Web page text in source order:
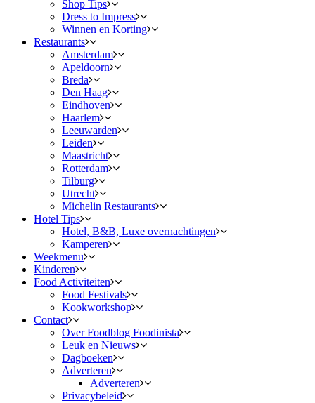
Shop Tips
Dress to Impress
Winnen en Korting
Restaurants
Amsterdam
Apeldoorn
Breda
Den Haag
Eindhoven
Haarlem
Leeuwarden
Leiden
Maastricht
Rotterdam
Tilburg
Utrecht
Michelin Restaurants
Hotel Tips
Hotel, B&B, Luxe overnachtingen
Kamperen
Weekmenu
Kinderen
Food Activiteiten
Food Festivals
Kookworkshop
Contact
Over Foodblog Foodinista
Leuk en Nieuws
Dagboeken
Adverteren
Adverteren
Privacybeleid